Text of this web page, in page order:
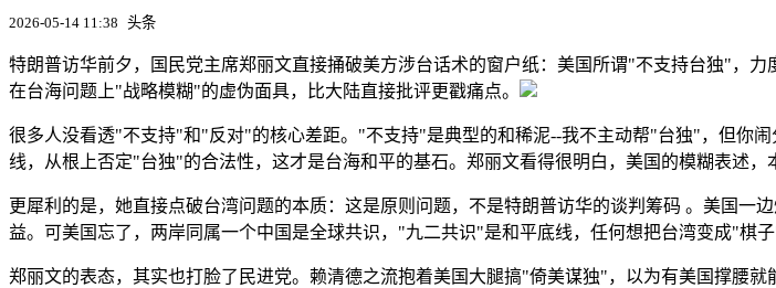
2026-05-14 11:38 头条
特朗普访华前夕，国民党主席郑丽文直接捅破美方涉台话术的窗户纸：美国所谓"不支持台独"，
在台海问题上"战略模糊"的虚伪面具，比大陆直接批评更戳痛点。
很多人没看透"不支持"和"反对"的核心差距。"不支持"是典型的和稀泥--我不主动帮"台独"，但你
线，从根上否定"台独"的合法性，这才是台海和平的基石。郑丽文看得很明白，美国的模糊表述，
更犀利的是，她直接点破台湾问题的本质：这是原则问题，不是特朗普访华的谈判筹码 。美国
益。可美国忘了，两岸同属一个中国是全球共识，"九二共识"是和平底线，任何想把台湾变成"棋
郑丽文的表态，其实也打脸了民进党。赖清德之流抱着美国大腿搞"倚美谋独"，以为有美国撑腰